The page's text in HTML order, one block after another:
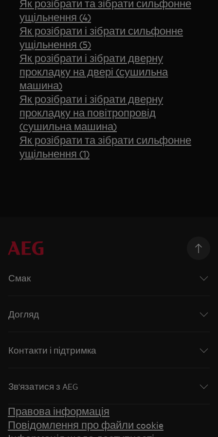
Як розібрати та зібрати сильфонне
ущільнення (4)
Як розібрати і зібрати сильфонне
ущільнення (5)
Як розібрати і зібрати дверну
прокладку на двері (сушильна
машина)
Як розібрати і зібрати дверну
прокладку на повітропровід
(сушильна машина)
Як розібрати та зібрати сильфонне
ущільнення (1)
Смак
Догляд
Контакти і підтримка
Зв'язатися з AEG
Правова інформація
Повідомлення про файли cookie